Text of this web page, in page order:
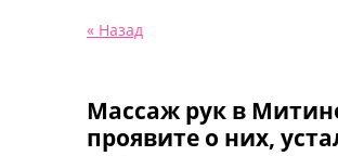
« Назад
Массаж рук в
проявите о них,